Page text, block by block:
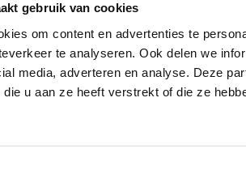
gebruik van cookies
om content en advertenties te
te analyseren. Ook delen we
media, adverteren en analyse. Deze
die u aan ze heeft verstrekt of die ze
Inschrijven
ONTVANG
KORTING OP
PAK